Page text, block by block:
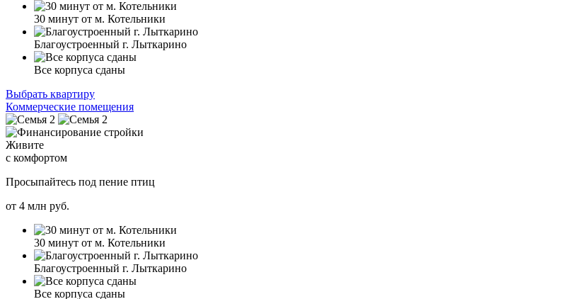
30 минут от м. Котельники
Благоустроенный г. Лыткарино
Все корпуса сданы
Выбрать квартиру
Коммерческие помещения
Живите
с комфортом
Просыпайтесь под пение птиц
от 4 млн руб.
30 минут от м. Котельники
Благоустроенный г. Лыткарино
Все корпуса сданы